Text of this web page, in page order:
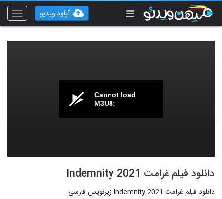
Toggle
آپلود ویدیو
Cannot load
M3U8:
دانلود فیلم غرامت Indemnity 2021
دانلود فیلم غرامت Indemnity 2021 زیرنویس فارسی